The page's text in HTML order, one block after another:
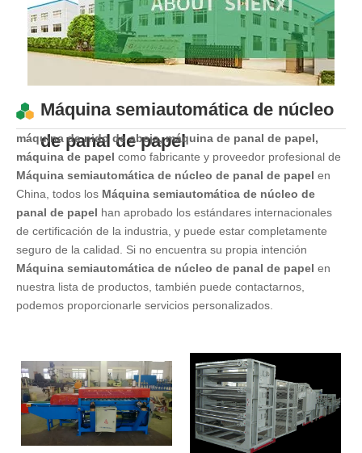
Máquina semiautomática de núcleo
de panal de papel
máquina de nido de abeja, máquina de panal de papel,
máquina de papel como fabricante y proveedor profesional de
Máquina semiautomática de núcleo de panal de papel en
China, todos los Máquina semiautomática de núcleo de
panal de papel han aprobado los estándares internacionales
de certificación de la industria, y puede estar completamente
seguro de la calidad. Si no encuentra su propia intención
Máquina semiautomática de núcleo de panal de papel en
nuestra lista de productos, también puede contactarnos,
podemos proporcionarle servicios personalizados.